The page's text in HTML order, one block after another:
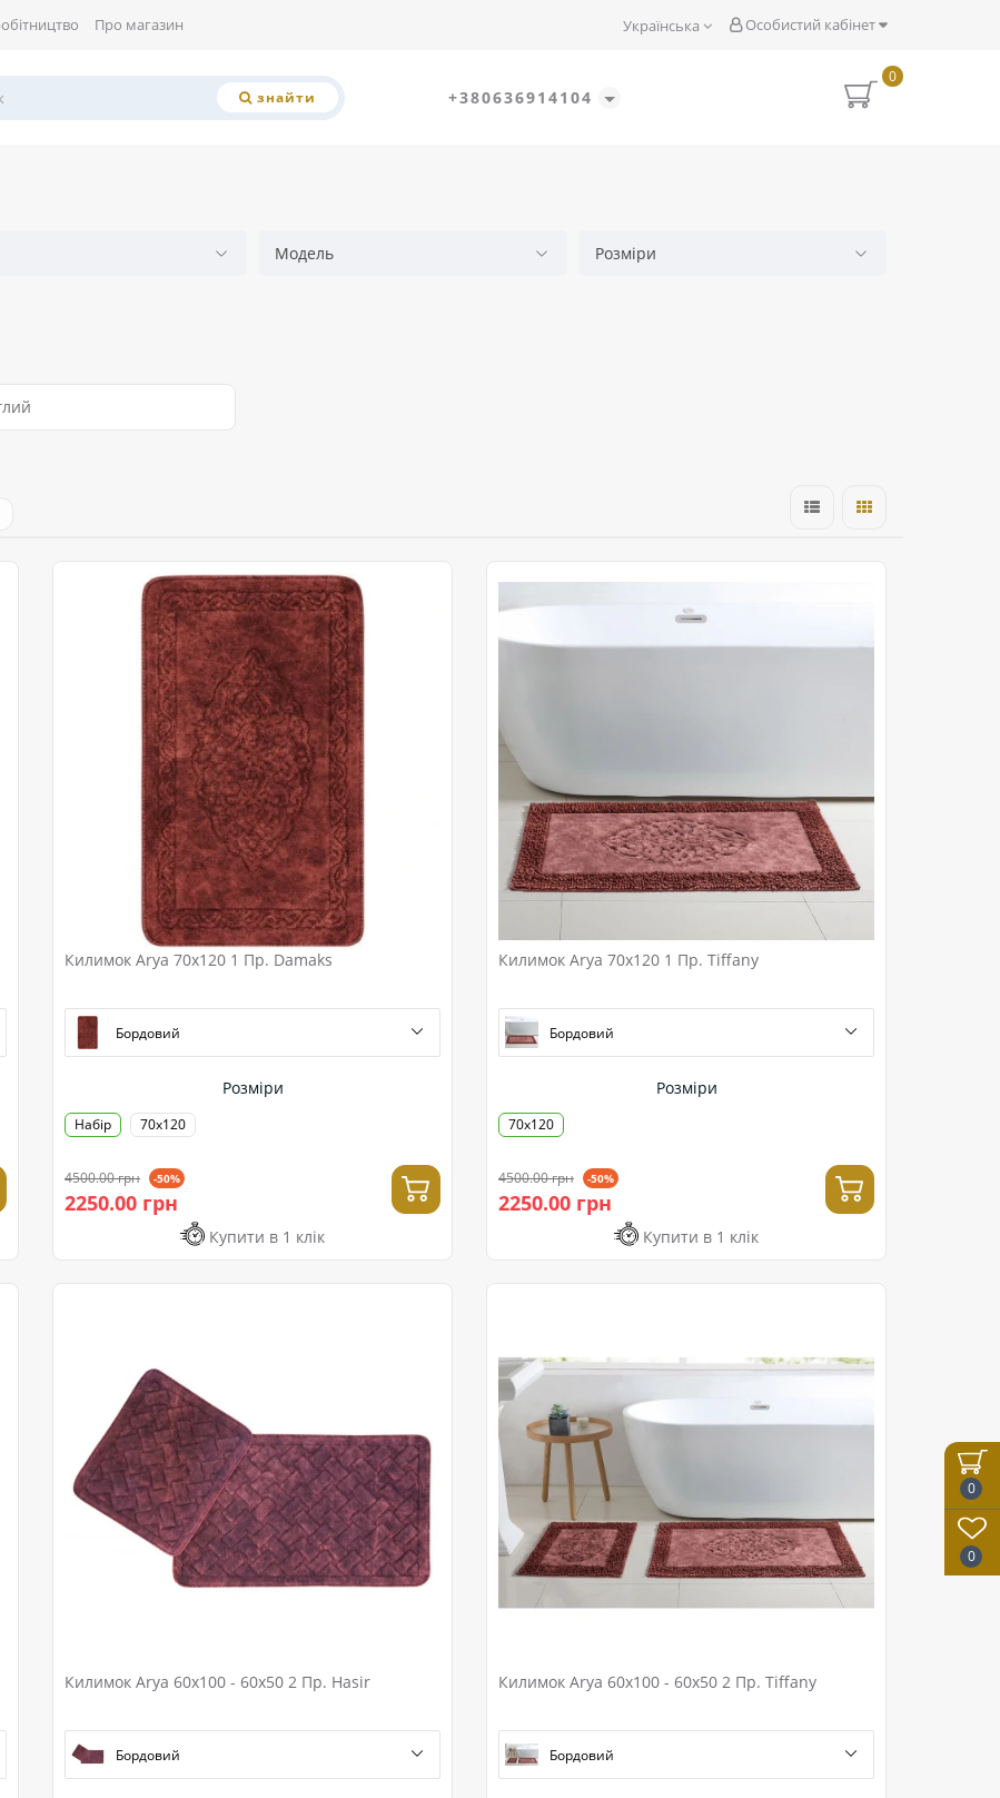
0
0
Особистий кабінет
Українська
Про магазин
знайти +380636914104
0
Модель Розміри
Килимок Arya 70x120 1 Пр. Damaks
Бордовий
Розміри
Набір 70x120
4500.00 грн -50%
2250.00 грн
Купити в 1 клік
Килимок Arya 70x120 1 Пр. Tiffany
Бордовий
Розміри
70x120
4500.00 грн -50%
2250.00 грн
Купити в 1 клік
Килимок Arya 60x100 - 60x50 2 Пр. Hasir
Бордовий
Килимок Arya 60x100 - 60x50 2 Пр. Tiffany
Бордовий